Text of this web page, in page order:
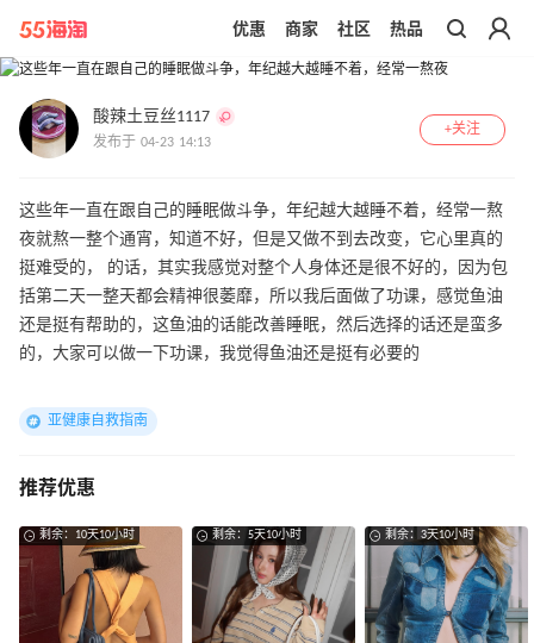
带你去官网买正品
优惠 商家 社区 热品
酸辣土豆丝1117
发布于 04-23 14:13
+关注
这些年一直在跟自己的睡眠做斗争，年纪越大越睡不着，经常一熬
夜就熬一整个通宵，知道不好，但是又做不到去改变，它心里真的
挺难受的， 的话，其实我感觉对整个人身体还是很不好的，因为包
括第二天一整天都会精神很萎靡，所以我后面做了功课，感觉鱼油
还是挺有帮助的，这鱼油的话能改善睡眠，然后选择的话还是蛮多
的，大家可以做一下功课，我觉得鱼油还是挺有必要的
亚健康自救指南
推荐优惠
剩余：10天10小时 剩余：5天10小时 剩余：3天10小时